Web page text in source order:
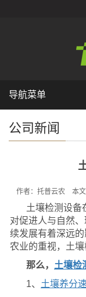
导航菜单
公司新闻
作者：托普云农 本
土壤检测设备
对促进人与自然
续发展有着深远
农业的重视，土壤
那么， 土壤检
1、 土壤养分